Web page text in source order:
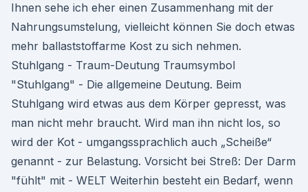
Ihnen sehe ich eher einen Zusammenhang mit der
Nahrungsumstelung, vielleicht können Sie doch etwas
mehr ballaststoffarme Kost zu sich nehmen.
Stuhlgang - Traum-Deutung Traumsymbol
"Stuhlgang" - Die allgemeine Deutung. Beim
Stuhlgang wird etwas aus dem Körper gepresst, was
man nicht mehr braucht. Wird man ihn nicht los, so
wird der Kot - umgangssprachlich auch „Scheiße“
genannt - zur Belastung. Vorsicht bei Streß: Der Darm
"fühlt" mit - WELT Weiterhin besteht ein Bedarf, wenn